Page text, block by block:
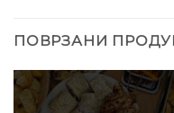
ПОВРЗАНИ